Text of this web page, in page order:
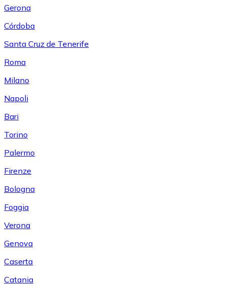
Gerona
Córdoba
Santa Cruz de Tenerife
Roma
Milano
Napoli
Bari
Torino
Palermo
Firenze
Bologna
Foggia
Verona
Genova
Caserta
Catania